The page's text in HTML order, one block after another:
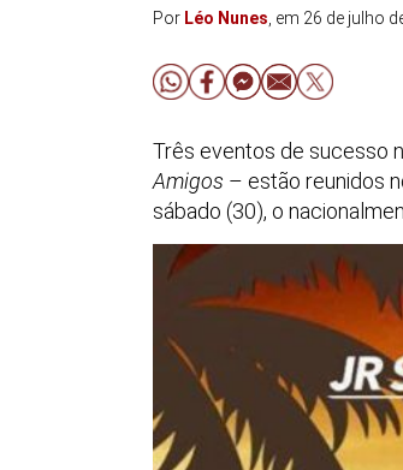
Por Léo Nunes , em 26 de julho
Três eventos de sucesso
Amigos – estão reunidos
sábado (30), o